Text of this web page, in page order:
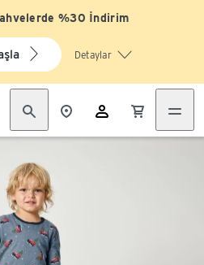
%30 İndirim
Detaylar